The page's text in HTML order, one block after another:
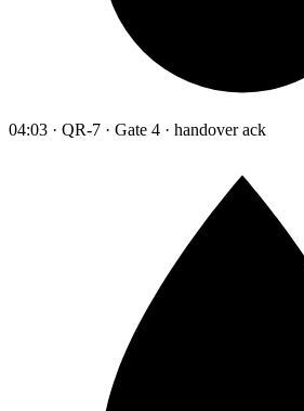
04:03 · QR-7 · Gate 4 · handover ack